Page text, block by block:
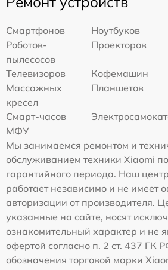
Смартфонов
Ноутбуков
Роботов-
пылесосов
Проекторов
Телевизоров
Кофемашин
Массажных
кресел
Планшетов
Смарт-часов
МФУ
Мы занимаемся ремонтом и
обслуживанием техники Xiaomi
гарантийного периода. Наш
работает независимо и не имеет
авторизации от производителя.
указанные на сайте, носят
ознакомительный характер и не
офертой согласно п. 2 ст. 437 ГК
обозначения торговой марки